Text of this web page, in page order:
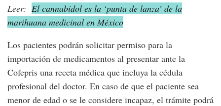
Leer: El cannabidol es la ‘punta de lanza’ de la
marihuana medicinal en México
Los pacientes podrán solicitar permiso para la
importación de medicamentos al presentar ante la
Cofepris una receta médica que incluya la cédula
profesional del doctor. En caso de que el paciente sea
menor de edad o se le considere incapaz, el trámite podrá